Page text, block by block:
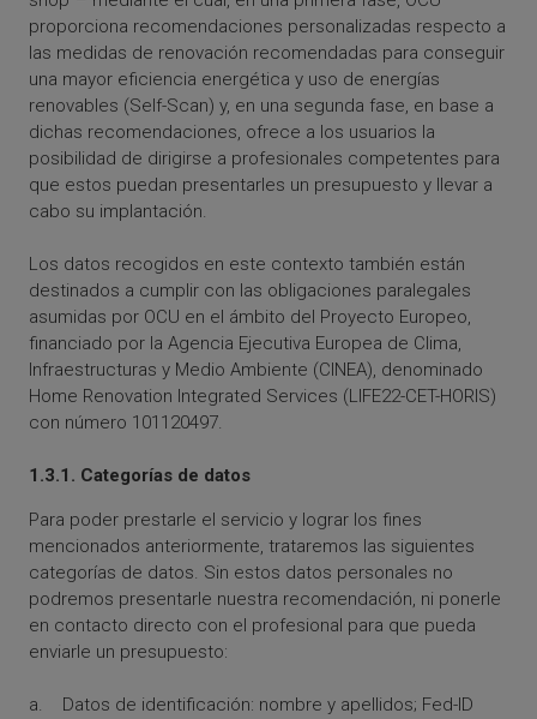
proporciona recomendaciones personalizadas respecto a
las medidas de renovación recomendadas para conseguir
una mayor eficiencia energética y uso de energías
renovables (Self-Scan) y, en una segunda fase, en base a
dichas recomendaciones, ofrece a los usuarios la
posibilidad de dirigirse a profesionales competentes para
que estos puedan presentarles un presupuesto y llevar a
cabo su implantación.
Los datos recogidos en este contexto también están
destinados a cumplir con las obligaciones paralegales
asumidas por OCU en el ámbito del Proyecto Europeo,
financiado por la Agencia Ejecutiva Europea de Clima,
Infraestructuras y Medio Ambiente (CINEA), denominado
Home Renovation Integrated Services (LIFE22-CET-HORIS)
con número 101120497.
1.3.1. Categorías de datos
Para poder prestarle el servicio y lograr los fines
mencionados anteriormente, trataremos las siguientes
categorías de datos. Sin estos datos personales no
podremos presentarle nuestra recomendación, ni ponerle
en contacto directo con el profesional para que pueda
enviarle un presupuesto:
a. Datos de identificación: nombre y apellidos; Fed-ID